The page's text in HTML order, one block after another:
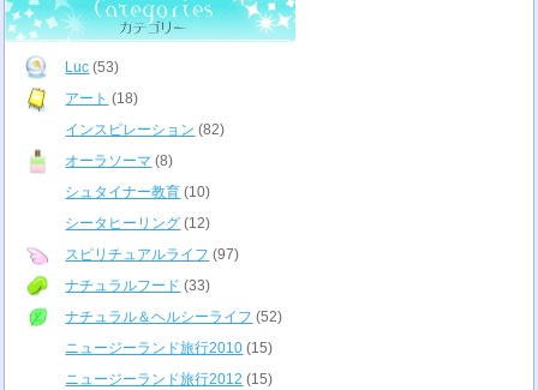
Luc (53)
アート (18)
インスピレーション (82)
オーラソーマ (8)
シュタイナー教育 (10)
シータヒーリング (12)
スピリチュアルライフ (97)
ナチュラルフード (33)
ナチュラル＆ヘルシーライフ (52)
ニュージーランド旅行2010 (15)
ニュージーランド旅行2012 (15)